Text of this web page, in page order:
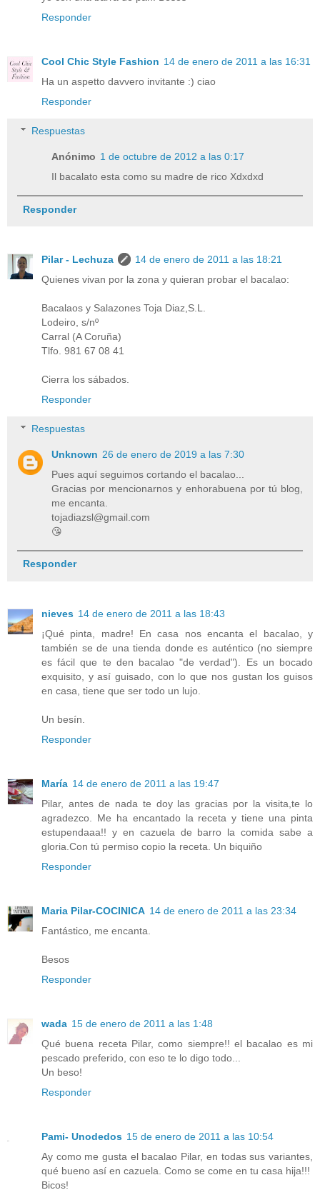
Responder
Cool Chic Style Fashion 14 de enero de 2011 a las 16:31
Ha un aspetto davvero invitante :) ciao
Responder
Respuestas
Anónimo 1 de octubre de 2012 a las 0:17
Il bacalato esta como su madre de rico Xdxdxd
Responder
Pilar - Lechuza
14 de enero de 2011 a las 18:21
Quienes vivan por la zona y quieran probar el bacalao:
Bacalaos y Salazones Toja Diaz,S.L.
Lodeiro, s/nº
Carral (A Coruña)
Tlfo. 981 67 08 41
Cierra los sábados.
Responder
Respuestas
Unknown 26 de enero de 2019 a las 7:30
Pues aquí seguimos cortando el bacalao...
Gracias por mencionarnos y enhorabuena por tú blog,
me encanta.
tojadiazsl@gmail.com
😘
Responder
nieves 14 de enero de 2011 a las 18:43
¡Qué pinta, madre! En casa nos encanta el bacalao, y
también se de una tienda donde es auténtico (no siempre
es fácil que te den bacalao "de verdad"). Es un bocado
exquisito, y así guisado, con lo que nos gustan los guisos
en casa, tiene que ser todo un lujo.
Un besín.
Responder
María 14 de enero de 2011 a las 19:47
Pilar, antes de nada te doy las gracias por la visita,te lo
agradezco. Me ha encantado la receta y tiene una pinta
estupendaaa!! y en cazuela de barro la comida sabe a
gloria.Con tú permiso copio la receta. Un biquiño
Responder
Maria Pilar-COCINICA 14 de enero de 2011 a las 23:34
Fantástico, me encanta.
Besos
Responder
wada 15 de enero de 2011 a las 1:48
Qué buena receta Pilar, como siempre!! el bacalao es mi
pescado preferido, con eso te lo digo todo...
Un beso!
Responder
Pami- Unodedos 15 de enero de 2011 a las 10:54
Ay como me gusta el bacalao Pilar, en todas sus variantes,
qué bueno así en cazuela. Como se come en tu casa hija!!!
Bicos!